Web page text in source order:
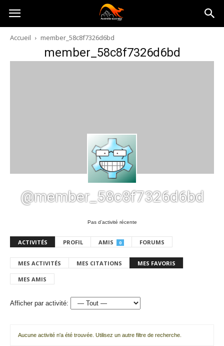
Australia-
australie.com
Accueil member_58c8f7326d6bd
member_58c8f7326d6bd
@member_58c8f7326d6bd
Pas d’activité récente
ACTIVITÉS PROFIL AMIS 0 FORUMS
MES ACTIVITÉS MES CITATIONS MES FAVORIS
MES AMIS
Afficher par activité:
Aucune activité n'a été trouvée. Utilisez un autre filtre de recherche.